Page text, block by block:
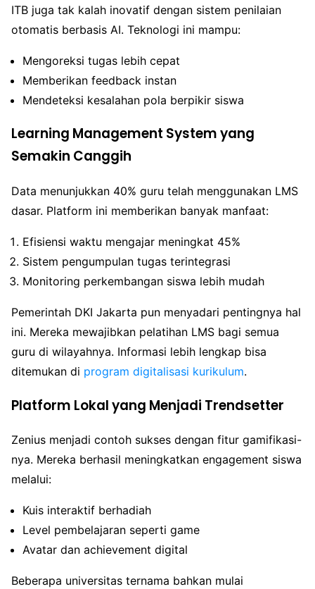
ITB juga tak kalah inovatif dengan sistem penilaian
otomatis berbasis AI. Teknologi ini mampu:
Mengoreksi tugas lebih cepat
Memberikan feedback instan
Mendeteksi kesalahan pola berpikir siswa
Learning Management System yang
Semakin Canggih
Data menunjukkan 40% guru telah menggunakan LMS
dasar. Platform ini memberikan banyak manfaat:
Efisiensi waktu mengajar meningkat 45%
Sistem pengumpulan tugas terintegrasi
Monitoring perkembangan siswa lebih mudah
Pemerintah DKI Jakarta pun menyadari pentingnya hal
ini. Mereka mewajibkan pelatihan LMS bagi semua
guru di wilayahnya. Informasi lebih lengkap bisa
ditemukan di program digitalisasi kurikulum.
Platform Lokal yang Menjadi Trendsetter
Zenius menjadi contoh sukses dengan fitur gamifikasi-
nya. Mereka berhasil meningkatkan engagement siswa
melalui:
Kuis interaktif berhadiah
Level pembelajaran seperti game
Avatar dan achievement digital
Beberapa universitas ternama bahkan mulai